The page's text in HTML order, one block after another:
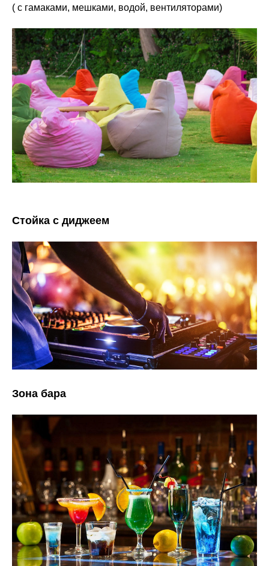
( с гамаками, мешками, водой, вентиляторами)
Стойка с диджеем
Зона бара